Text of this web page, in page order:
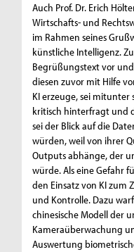
Auch Prof. Dr. Erich
Wirtschafts- und
im Rahmen seines
künstliche Intelligenz.
Begrüßungstext vor
diesen zuvor mit Hilfe
KI erzeuge, sei mitunter
kritisch hinterfragt und
sei der Blick auf die
würden, weil von ihrer
Outputs abhänge, der
würde. Als eine Gefahr
den Einsatz von KI zum
und Kontrolle. Dazu
chinesische Modell der
Kameraüberwachung
Auswertung